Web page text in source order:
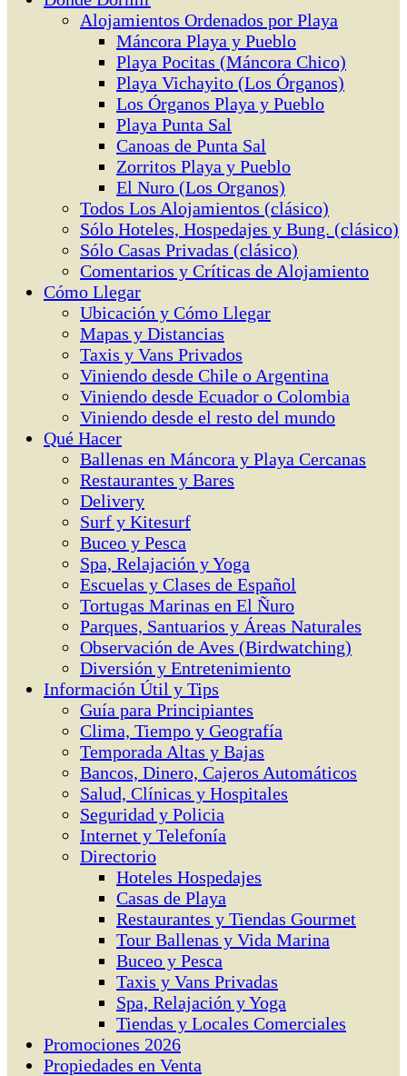
Alojamientos Ordenados por Playa
Máncora Playa y Pueblo
Playa Pocitas (Máncora Chico)
Playa Vichayito (Los Órganos)
Los Órganos Playa y Pueblo
Playa Punta Sal
Canoas de Punta Sal
Zorritos Playa y Pueblo
El Nuro (Los Organos)
Todos Los Alojamientos (clásico)
Sólo Hoteles, Hospedajes y Bung. (clásico)
Sólo Casas Privadas (clásico)
Comentarios y Críticas de Alojamiento
Cómo Llegar
Ubicación y Cómo Llegar
Mapas y Distancias
Taxis y Vans Privados
Viniendo desde Chile o Argentina
Viniendo desde Ecuador o Colombia
Viniendo desde el resto del mundo
Qué Hacer
Ballenas en Máncora y Playa Cercanas
Restaurantes y Bares
Delivery
Surf y Kitesurf
Buceo y Pesca
Spa, Relajación y Yoga
Escuelas y Clases de Español
Tortugas Marinas en El Ñuro
Parques, Santuarios y Áreas Naturales
Observación de Aves (Birdwatching)
Diversión y Entretenimiento
Información Útil y Tips
Guía para Principiantes
Clima, Tiempo y Geografía
Temporada Altas y Bajas
Bancos, Dinero, Cajeros Automáticos
Salud, Clínicas y Hospitales
Seguridad y Policia
Internet y Telefonía
Directorio
Hoteles Hospedajes
Casas de Playa
Restaurantes y Tiendas Gourmet
Tour Ballenas y Vida Marina
Buceo y Pesca
Taxis y Vans Privadas
Spa, Relajación y Yoga
Tiendas y Locales Comerciales
Promociones 2026
Propiedades en Venta